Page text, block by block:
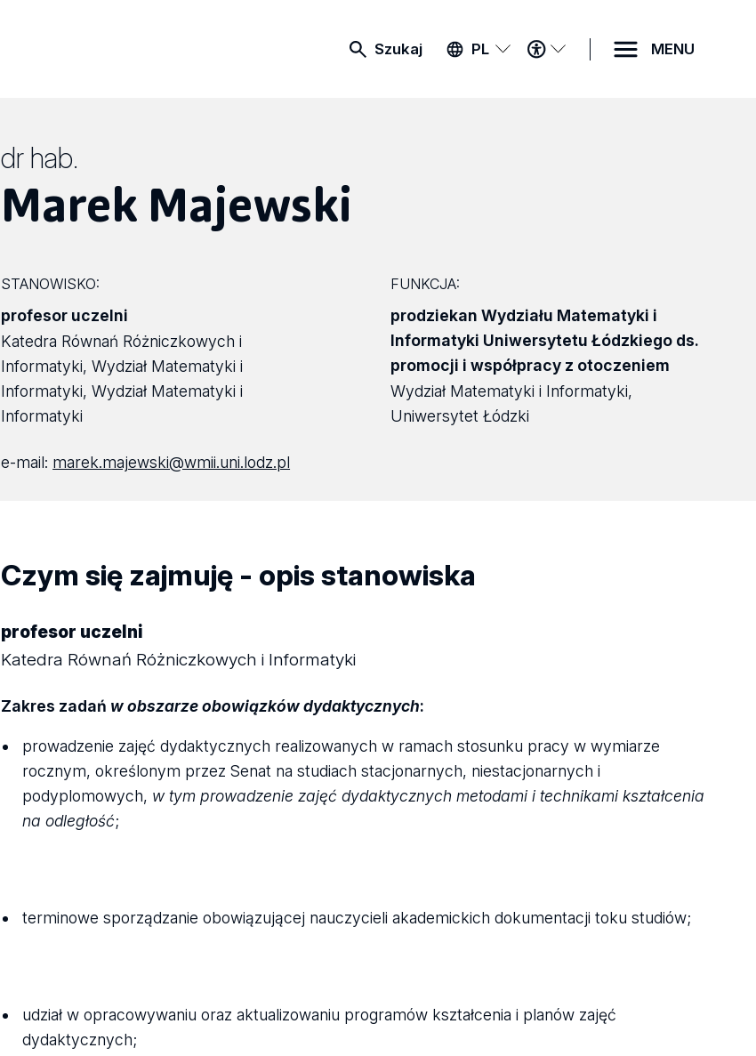
Szukaj PL
MENU
DOSTĘPNOŚCI
MENU
dr hab.
Marek Majewski
STANOWISKO:
profesor uczelni
Katedra Równań Różniczkowych i
Informatyki, Wydział Matematyki i
Informatyki, Wydział Matematyki i
Informatyki
e-mail: marek.majewski@wmii.uni.lodz.pl
FUNKCJA:
prodziekan Wydziału Matematyki i
Informatyki Uniwersytetu Łódzkiego ds.
promocji i współpracy z otoczeniem
Wydział Matematyki i Informatyki,
Uniwersytet Łódzki
Czym się zajmuję - opis stanowiska
profesor uczelni
Katedra Równań Różniczkowych i Informatyki
Zakres zadań w obszarze obowiązków dydaktycznych:
prowadzenie zajęć dydaktycznych realizowanych w ramach stosunku pracy w wymiarze
rocznym, określonym przez Senat na studiach stacjonarnych, niestacjonarnych i
podyplomowych, w tym prowadzenie zajęć dydaktycznych metodami i technikami kształcenia
na odległość;
terminowe sporządzanie obowiązującej nauczycieli akademickich dokumentacji toku studiów;
udział w opracowywaniu oraz aktualizowaniu programów kształcenia i planów zajęć
dydaktycznych;